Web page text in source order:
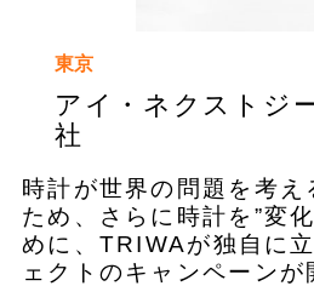
東京
アイ・ネクストジ
社
時計が世界の問題を考え
ため、さらに時計を”変
めに、TRIWAが独自に
ェクトのキャンペーンが